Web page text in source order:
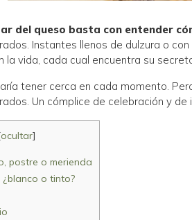
del queso basta con entender
Instantes llenos de dulzura o
la vida, cada cual encuentra su
tener cerca en cada momento.
Un cómplice de celebración y
ocultar]
postre o merienda
o tinto?